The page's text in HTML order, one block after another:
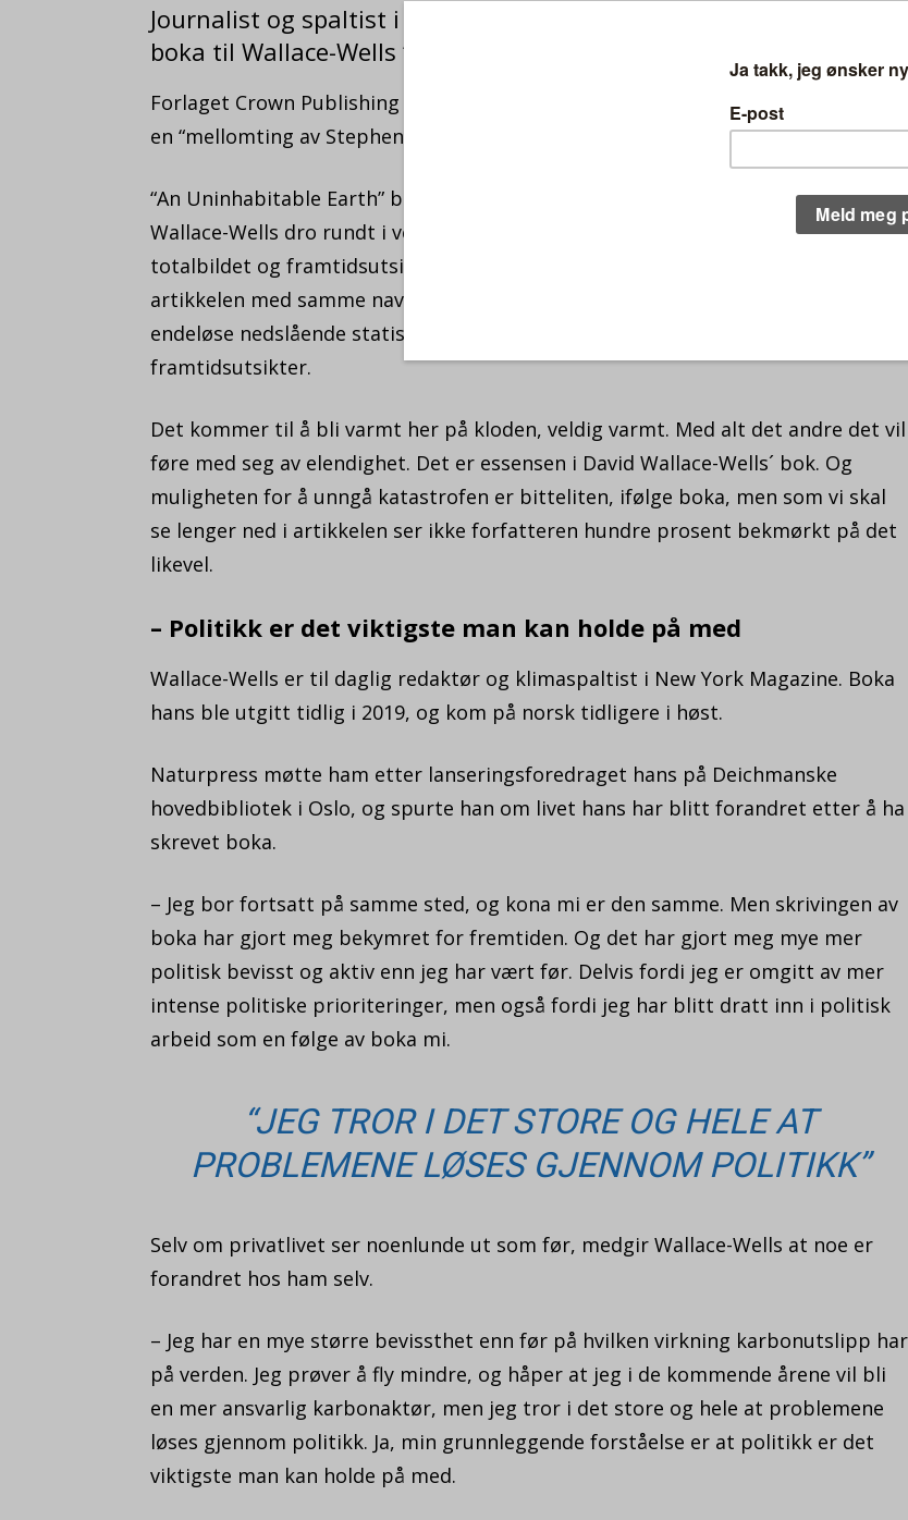
Journalist og spaltist i New York Times, Farhad Manjoo, har kalt
boka til Wallace-Wells “den mest skremmende jeg har lest”.
Forlaget Crown Publishing er omtrent på samme linje, og presenterer den som
en “mellomting av Stephen King og Stephen Hawking”.
“An Uninhabitable Earth” ble skrevet etter tre års research. Amerikanske David
Wallace-Wells dro rundt i verden og møtte klimaforskere som gav han
totalbildet og framtidsutsiktene for jorda og dens klima. Boka ble som
artikkelen med samme navn, og som han publiserte sommeren 2017; en reise i
endeløse nedslående statistikker, dystre forskningsresultater og skremmende
framtidsutsikter.
Det kommer til å bli varmt her på kloden, veldig varmt. Med alt det andre det vil
føre med seg av elendighet. Det er essensen i David Wallace-Wells´ bok. Og
muligheten for å unngå katastrofen er bitteliten, ifølge boka, men som vi skal
se lenger ned i artikkelen ser ikke forfatteren hundre prosent bekmørkt på det
likevel.
– Politikk er det viktigste man kan holde på med
Wallace-Wells er til daglig redaktør og klimaspaltist i New York Magazine. Boka
hans ble utgitt tidlig i 2019, og kom på norsk tidligere i høst.
Naturpress møtte ham etter lanseringsforedraget hans på Deichmanske
hovedbibliotek i Oslo, og spurte han om livet hans har blitt forandret etter å ha
skrevet boka.
– Jeg bor fortsatt på samme sted, og kona mi er den samme. Men skrivingen av
boka har gjort meg bekymret for fremtiden. Og det har gjort meg mye mer
politisk bevisst og aktiv enn jeg har vært før. Delvis fordi jeg er omgitt av mer
intense politiske prioriteringer, men også fordi jeg har blitt dratt inn i politisk
arbeid som en følge av boka mi.
“JEG TROR I DET STORE OG HELE AT
PROBLEMENE LØSES GJENNOM POLITIKK”
Selv om privatlivet ser noenlunde ut som før, medgir Wallace-Wells at noe er
forandret hos ham selv.
– Jeg har en mye større bevissthet enn før på hvilken virkning karbonutslipp har
på verden. Jeg prøver å fly mindre, og håper at jeg i de kommende årene vil bli
en mer ansvarlig karbonaktør, men jeg tror i det store og hele at problemene
løses gjennom politikk. Ja, min grunnleggende forståelse er at politikk er det
viktigste man kan holde på med.